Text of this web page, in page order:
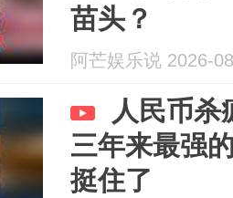
苗头？
阿芒娱乐说 2026-
人民币杀
三年来最强
挺住了